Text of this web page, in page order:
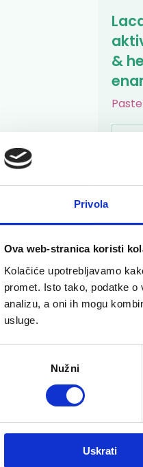
Privola
Ova web-stranica koristi
Kolačiće upotrebljavamo
promet. Isto tako, podatke
analizu, a oni ih mogu
usluge.
Nužni
Uskrati
&
Paste